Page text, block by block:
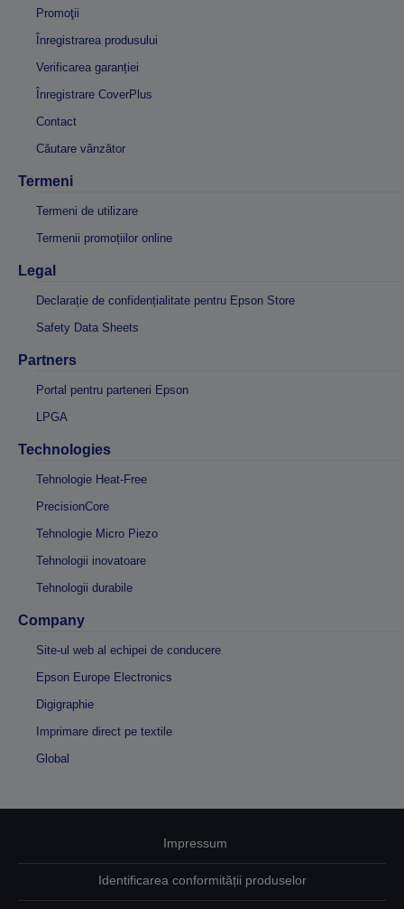
Promoţii
Înregistrarea produsului
Verificarea garanției
Înregistrare CoverPlus
Contact
Căutare vânzător
Termeni
Termeni de utilizare
Termenii promoțiilor online
Legal
Declarație de confidențialitate pentru Epson Store
Safety Data Sheets
Partners
Portal pentru parteneri Epson
LPGA
Technologies
Tehnologie Heat-Free
PrecisionCore
Tehnologie Micro Piezo
Tehnologii inovatoare
Tehnologii durabile
Company
Site-ul web al echipei de conducere
Epson Europe Electronics
Digigraphie
Imprimare direct pe textile
Global
Impressum
Identificarea conformității produselor